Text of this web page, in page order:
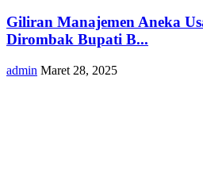
Giliran Manajemen Aneka
Dirombak Bupati B...
admin Maret 28, 2025